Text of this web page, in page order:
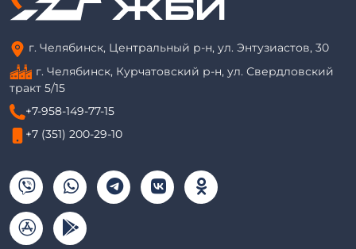
г. Челябинск, Центральный р-н, ул. Энтузиастов, 30
г. Челябинск, Курчатовский р-н, ул. Свердловский
тракт 5/15
+7-958-149-77-15
+7 (351) 200-29-10